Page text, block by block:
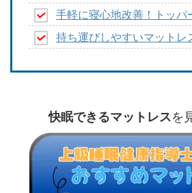
手軽に寝心地改善！トッパ
持ち運びしやすいマットレ
快眠できるマットレスを